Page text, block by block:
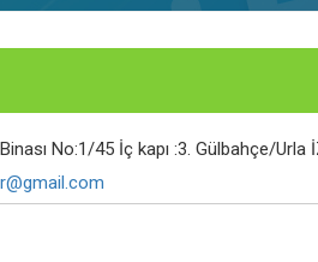
No:1/45 İç kapı :3. Gülbahçe/Urla